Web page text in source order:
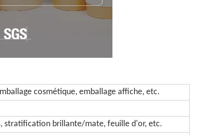
cosmétique, emballage affiche, etc.
stratification brillante/mate, feuille d'or, etc.